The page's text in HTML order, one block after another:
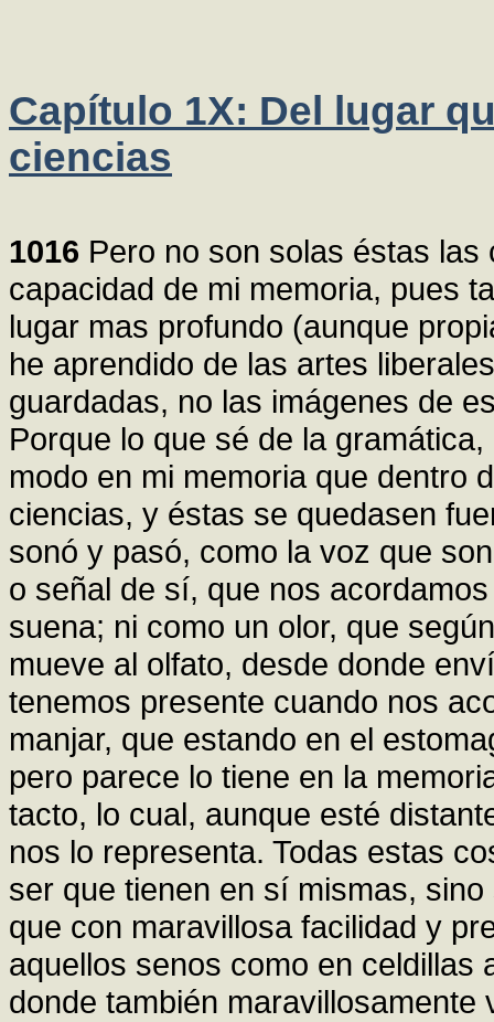
Capítulo 1X: Del lugar
ciencias
1016 Pero no son solas éstas
capacidad de mi memoria, pues
lugar mas profundo (aunque
he aprendido de las artes
guardadas, no las imágenes de
Porque lo que sé de la
modo en mi memoria que dentro
ciencias, y éstas se quedasen
sonó y pasó, como la voz que
o señal de sí, que nos
suena; ni como un olor, que
mueve al olfato, desde donde
tenemos presente cuando nos
manjar, que estando en el
pero parece lo tiene en la
tacto, lo cual, aunque esté
nos lo representa. Todas estas
ser que tienen en sí mismas,
que con maravillosa facilidad y
aquellos senos como en celdillas
donde también